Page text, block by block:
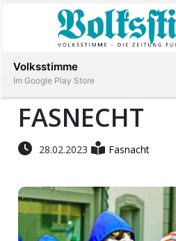
Immobilien
Stellen
Abonnieren
FASNECHT
28.02.2023 Fasnacht
Volksstimme
Im Google Play Store